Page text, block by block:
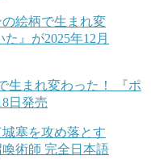
生まれ変わった！ 『ポ
日発売